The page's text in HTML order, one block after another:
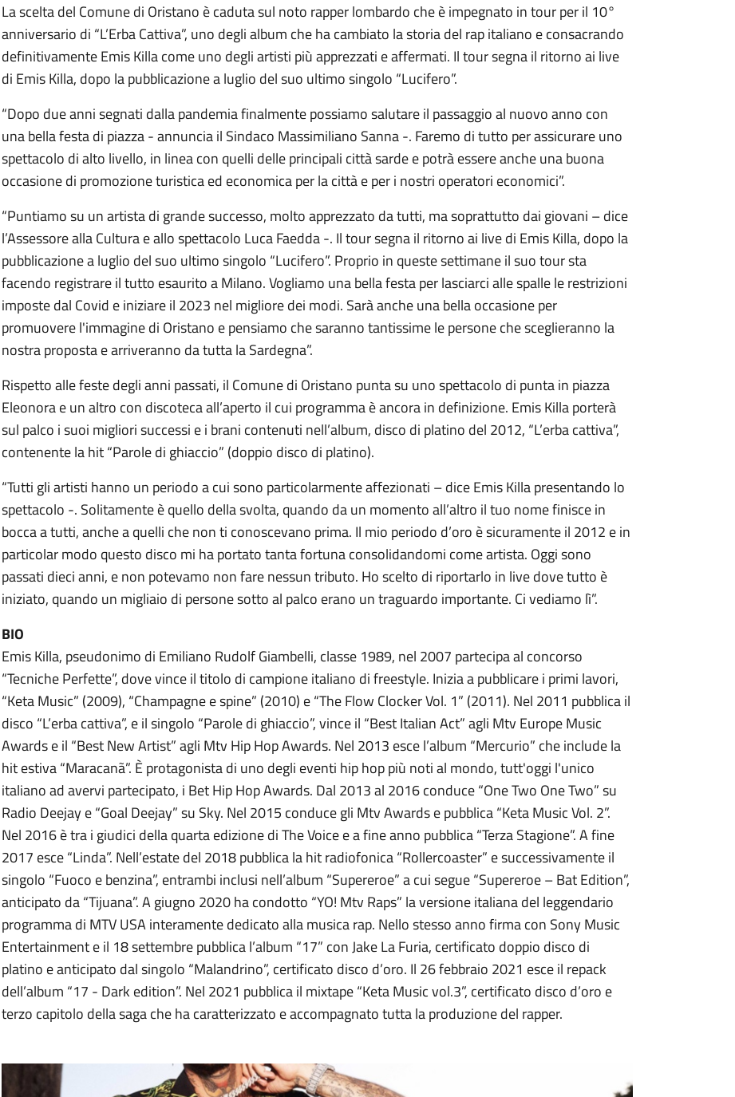
La scelta del Comune di Oristano è caduta sul noto rapper lombardo che è impegnato in tour per il 10°
anniversario di “L’Erba Cattiva”, uno degli album che ha cambiato la storia del rap italiano e consacrando
definitivamente Emis Killa come uno degli artisti più apprezzati e affermati. Il tour segna il ritorno ai live
di Emis Killa, dopo la pubblicazione a luglio del suo ultimo singolo “Lucifero”.
“Dopo due anni segnati dalla pandemia finalmente possiamo salutare il passaggio al nuovo anno con
una bella festa di piazza - annuncia il Sindaco Massimiliano Sanna -. Faremo di tutto per assicurare uno
spettacolo di alto livello, in linea con quelli delle principali città sarde e potrà essere anche una buona
occasione di promozione turistica ed economica per la città e per i nostri operatori economici”.
“Puntiamo su un artista di grande successo, molto apprezzato da tutti, ma soprattutto dai giovani – dice
l’Assessore alla Cultura e allo spettacolo Luca Faedda -. Il tour segna il ritorno ai live di Emis Killa, dopo la
pubblicazione a luglio del suo ultimo singolo “Lucifero”. Proprio in queste settimane il suo tour sta
facendo registrare il tutto esaurito a Milano. Vogliamo una bella festa per lasciarci alle spalle le restrizioni
imposte dal Covid e iniziare il 2023 nel migliore dei modi. Sarà anche una bella occasione per
promuovere l'immagine di Oristano e pensiamo che saranno tantissime le persone che sceglieranno la
nostra proposta e arriveranno da tutta la Sardegna”.
Rispetto alle feste degli anni passati, il Comune di Oristano punta su uno spettacolo di punta in piazza
Eleonora e un altro con discoteca all’aperto il cui programma è ancora in definizione. Emis Killa porterà
sul palco i suoi migliori successi e i brani contenuti nell’album, disco di platino del 2012, “L’erba cattiva”,
contenente la hit “Parole di ghiaccio” (doppio disco di platino).
“Tutti gli artisti hanno un periodo a cui sono particolarmente affezionati – dice Emis Killa presentando lo
spettacolo -. Solitamente è quello della svolta, quando da un momento all’altro il tuo nome finisce in
bocca a tutti, anche a quelli che non ti conoscevano prima. Il mio periodo d’oro è sicuramente il 2012 e in
particolar modo questo disco mi ha portato tanta fortuna consolidandomi come artista. Oggi sono
passati dieci anni, e non potevamo non fare nessun tributo. Ho scelto di riportarlo in live dove tutto è
iniziato, quando un migliaio di persone sotto al palco erano un traguardo importante. Ci vediamo lì”.
BIO
Emis Killa, pseudonimo di Emiliano Rudolf Giambelli, classe 1989, nel 2007 partecipa al concorso
“Tecniche Perfette”, dove vince il titolo di campione italiano di freestyle. Inizia a pubblicare i primi lavori,
“Keta Music” (2009), “Champagne e spine” (2010) e “The Flow Clocker Vol. 1” (2011). Nel 2011 pubblica il
disco “L’erba cattiva”, e il singolo “Parole di ghiaccio”, vince il “Best Italian Act” agli Mtv Europe Music
Awards e il “Best New Artist” agli Mtv Hip Hop Awards. Nel 2013 esce l’album “Mercurio” che include la
hit estiva “Maracanã”. È protagonista di uno degli eventi hip hop più noti al mondo, tutt'oggi l'unico
italiano ad avervi partecipato, i Bet Hip Hop Awards. Dal 2013 al 2016 conduce “One Two One Two” su
Radio Deejay e “Goal Deejay” su Sky. Nel 2015 conduce gli Mtv Awards e pubblica “Keta Music Vol. 2”.
Nel 2016 è tra i giudici della quarta edizione di The Voice e a fine anno pubblica “Terza Stagione”. A fine
2017 esce “Linda”. Nell’estate del 2018 pubblica la hit radiofonica “Rollercoaster” e successivamente il
singolo “Fuoco e benzina”, entrambi inclusi nell’album “Supereroe” a cui segue “Supereroe – Bat Edition”,
anticipato da “Tijuana”. A giugno 2020 ha condotto “YO! Mtv Raps” la versione italiana del leggendario
programma di MTV USA interamente dedicato alla musica rap. Nello stesso anno firma con Sony Music
Entertainment e il 18 settembre pubblica l’album “17” con Jake La Furia, certificato doppio disco di
platino e anticipato dal singolo “Malandrino”, certificato disco d’oro. Il 26 febbraio 2021 esce il repack
dell’album “17 - Dark edition”. Nel 2021 pubblica il mixtape “Keta Music vol.3”, certificato disco d’oro e
terzo capitolo della saga che ha caratterizzato e accompagnato tutta la produzione del rapper.